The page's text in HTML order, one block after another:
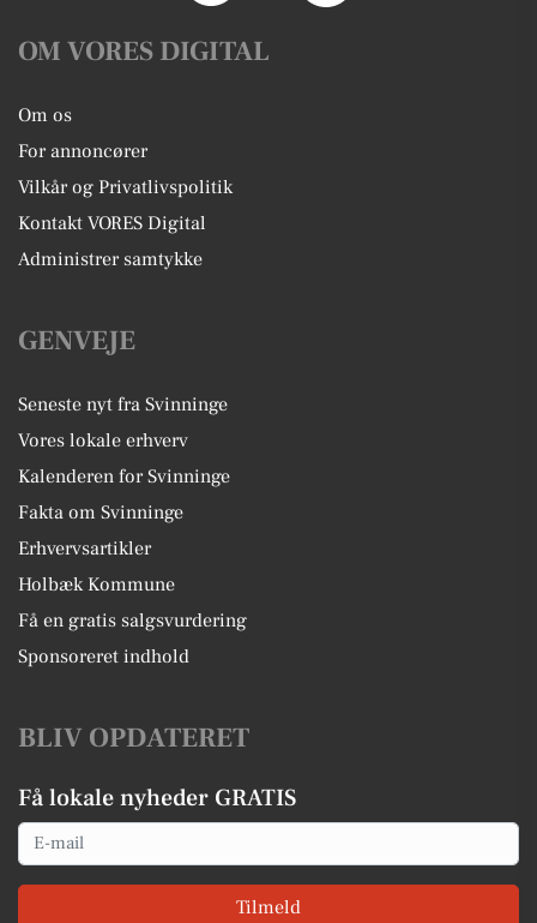
OM VORES DIGITAL
Om os
For annoncører
Vilkår og Privatlivspolitik
Kontakt VORES Digital
Administrer samtykke
GENVEJE
Seneste nyt fra Svinninge
Vores lokale erhverv
Kalenderen for Svinninge
Fakta om Svinninge
Erhvervsartikler
Holbæk Kommune
Få en gratis salgsvurdering
Sponsoreret indhold
BLIV OPDATERET
Få lokale nyheder GRATIS
Email
Tilmeld